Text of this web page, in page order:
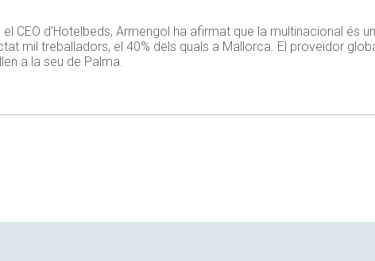
CEO d’Hotelbeds, Armengol ha afirmat que la multinacional és
mil treballadors, el 40% dels quals a Mallorca. El proveïdor
a la seu de Palma.